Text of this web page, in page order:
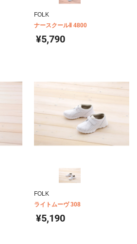
FOLK
ナースクールⅡ 4800
¥5,790
FOLK
ライトムーヴ 308
¥5,190